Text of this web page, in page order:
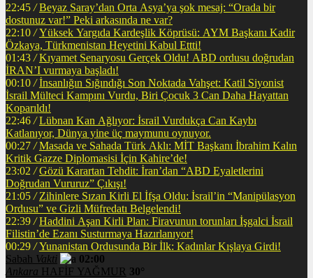
22:45 / Beyaz Saray’dan Orta Asya’ya şok mesaj: “Orada bir
dostunuz var!” Peki arkasında ne var?
22:10 / Yüksek Yargıda Kardeşlik Köprüsü: AYM Başkanı Kadir
Özkaya, Türkmenistan Heyetini Kabul Ettti!
01:43 / Kıyamet Senaryosu Gerçek Oldu! ABD ordusu doğrudan
İRAN’I vurmaya başladı!
00:10 / İnsanlığın Sığındığı Son Noktada Vahşet: Katil Siyonist
İsrail Mülteci Kampını Vurdu, Biri Çocuk 3 Can Daha Hayattan
Koparıldı!
22:46 / Lübnan Kan Ağlıyor: İsrail Vurdukça Can Kaybı
Katlanıyor, Dünya yine üç maymunu oynuyor.
00:27 / Masada ve Sahada Türk Aklı: MİT Başkanı İbrahim Kalın
Kritik Gazze Diplomasisi İçin Kahire’de!
23:02 / Gözü Karartan Tehdit: İran’dan “ABD Eyaletlerini
Doğrudan Vururuz” Çıkışı!
21:05 / Zihinlere Sızan Kirli El İfşa Oldu: İsrail’in “Manipülasyon
Ordusu” ve Gizli Müfredatı Belgelendi!
22:39 / Haddini Aşan Kirli Plan: Firavunun torunları İşgalci İsrail
Filistin’de Ezanı Susturmaya Hazırlanıyor!
00:29 / Yunanistan Ordusunda Bir İlk: Kadınlar Kışlaya Girdi!
Sabah Vakti
02:00
Ankara HAFİF YAĞMUR 30°